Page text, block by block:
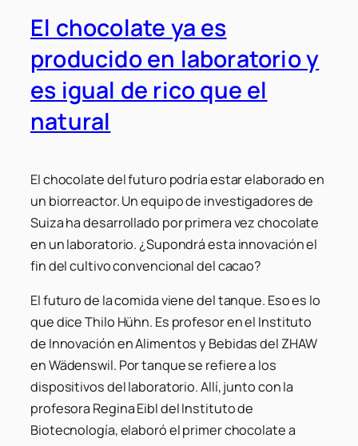
El chocolate ya es
producido en laboratorio y
es igual de rico que el
natural
El chocolate del futuro podría estar elaborado en
un biorreactor. Un equipo de investigadores de
Suiza ha desarrollado por primera vez chocolate
en un laboratorio. ¿Supondrá esta innovación el
fin del cultivo convencional del cacao?
El futuro de la comida viene del tanque. Eso es lo
que dice Thilo Hühn. Es profesor en el Instituto
de Innovación en Alimentos y Bebidas del ZHAW
en Wädenswil. Por tanque se refiere a los
dispositivos del laboratorio. Allí, junto con la
profesora Regina Eibl del Instituto de
Biotecnología, elaboró ​​el primer chocolate a